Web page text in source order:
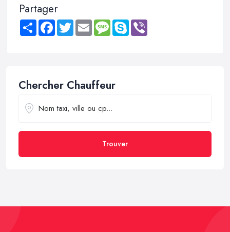
Partager
Share FacebookTwitter Email MessageSkype
Chercher Chauffeur
Trouver